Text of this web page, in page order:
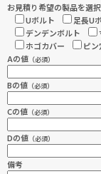
お見積り希望の製品を選
Uボルト 足長U
デンデンボルト
ホゴカバー
ピン
Aの値 （必須）
Bの値 （必須）
Cの値 （必須）
Dの値 （必須）
備考